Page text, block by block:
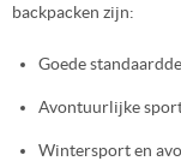
backpacken zijn:
Goede
Avontuurlijke
Wintersport en